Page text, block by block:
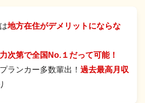
地方在住がデメリットにならな
次第で全国No.１だって可能！
ランカー多数輩出！ 過去最高月収